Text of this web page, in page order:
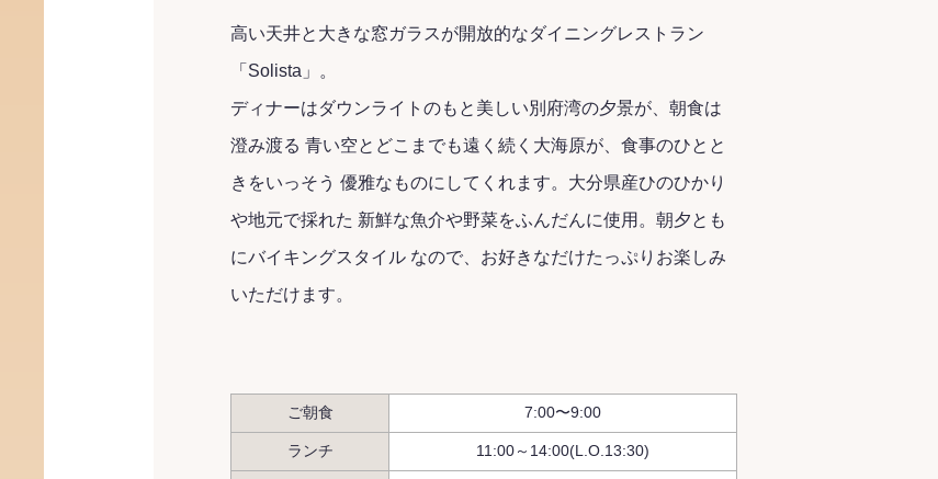
高い天井と大きな窓ガラスが開放的なダイニングレストラン
「Solista」。
ディナーはダウンライトのもと美しい別府湾の夕景が、朝食は
澄み渡る 青い空とどこまでも遠く続く大海原が、食事のひとと
きをいっそう 優雅なものにしてくれます。大分県産ひのひかり
や地元で採れた 新鮮な魚介や野菜をふんだんに使用。朝夕とも
にバイキングスタイル なので、お好きなだけたっぷりお楽しみ
いただけます。
ご朝食 7:00〜9:00
ランチ 11:00～14:00(L.O.13:30)